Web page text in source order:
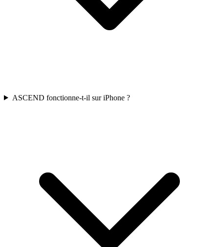
ASCEND fonctionne-t-il sur iPhone ?